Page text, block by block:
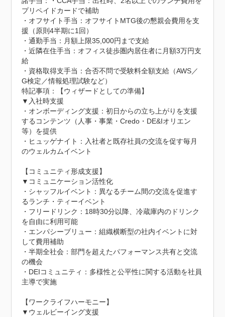
プリペイドカードで補助
・オフサイト手当：オフサイトMTG後の懇親会費用を支
援（原則4半期に1回）
・通勤手当：月額上限35,000円まで支給
・近隣在住手当：オフィス徒歩圏内居住者に月額3万円支
給
・資格取得支手当：合否不問で受験料全額支給（AWS／
G検定／情報処理試験など）
特記事項：【ウィザードとしての準備】
▼入社時支援
・オンボーディング支援：初日からの立ち上がりを支援
するコンテンツ（人事・事業・Credo・DE&Iオリエン
等）を提供
・ヒュッゲナイト：入社者と既存社員の交流を促す毎月
のウェルカムイベント
【コミュニティ形成支援】
▼コミュニケーション活性化
・シャッフルイベント：異なるチーム間の交流を促進す
るランチ・ティーイベント
・フリードリンク：18時30分以降、冷蔵庫内のドリンク
を自由に利用可能
・エンパシーブリュー：組織横断型の社内イベントに対
して費用補助
・半期全社会：部門を超えたパフォーマンス共有と交流
の機会
・DEIコミュニティ：多様性と公平性に関する活動を社員
主導で実施
【ワークライフハーモニー】
▼ウェルビーイング支援